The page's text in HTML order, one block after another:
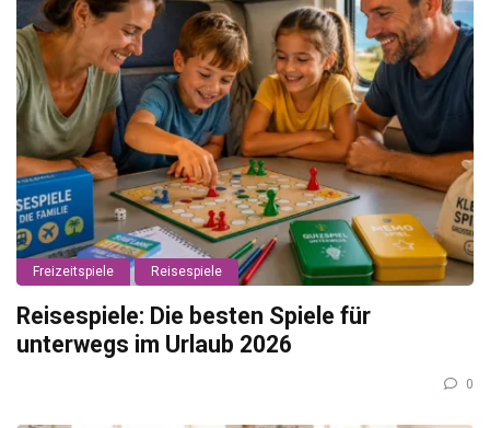
Freizeitspiele Reisespiele
Reisespiele: Die besten Spiele für
unterwegs im Urlaub 2026
0